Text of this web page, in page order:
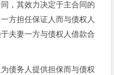
，其效力决定于主合同的
方担任保证人而与债权人
夫妻一方与债权人借款合
债务人提供担保而与债权